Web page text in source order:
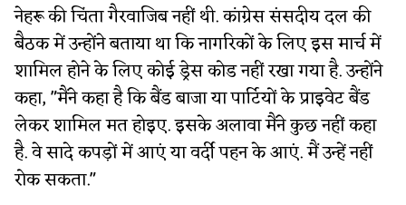
नेहरू की चिंता गैरवाजिब नहीं थी. कांग्रेस संसदीय दल की
बैठक में उन्होंने बताया था कि नागरिकों के लिए इस मार्च में
शामिल होने के लिए कोई ड्रेस कोड नहीं रखा गया है. उन्होंने
कहा, "मैंने कहा है कि बैंड बाजा या पार्टियों के प्राइवेट बैंड
लेकर शामिल मत होइए. इसके अलावा मैंने कुछ नहीं कहा
है. वे सादे कपड़ों में आएं या वर्दी पहन के आएं. मैं उन्हें नहीं
रोक सकता."